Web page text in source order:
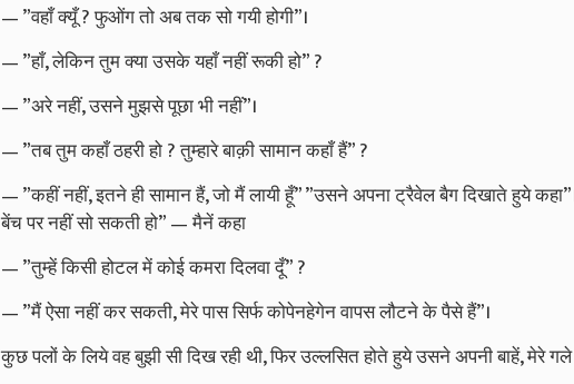
— ”वहाँ क्यूँ ? फुओंग तो अब तक सो गयी होगी”।
— ”हाँ, लेकिन तुम क्या उसके यहाँ नहीं रूकी हो” ?
— ”अरे नहीं, उसने मुझसे पूछा भी नहीं”।
— ”तब तुम कहाँ ठहरी हो ? तुम्हारे बाक़ी सामान कहाँ हैं” ?
— ”कहीं नहीं, इतने ही सामान हैं, जो मैं लायी हूँ” ”उसने अपना ट्रैवेल बैग दिखाते हुये
बेंच पर नहीं सो सकती हो” — मैनें कहा
— ”तुम्हें किसी होटल में कोई कमरा दिलवा दूँ” ?
— ”मैं ऐसा नहीं कर सकती, मेरे पास सिर्फ कोपेनहेगेन वापस लौटने के पैसे हैं”।
कुछ पलों के लिये वह बुझी सी दिख रही थी, फिर उल्लसित होते हुये उसने अपनी बाहें, मेरे गले